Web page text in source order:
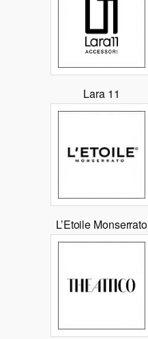
Lara 11
L’Etoile Monserrato